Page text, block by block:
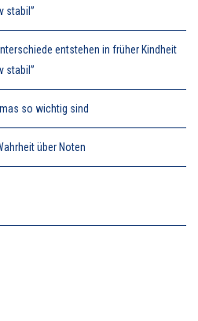
stabil”
entstehen in früher Kindheit
stabil”
so wichtig sind
über Noten